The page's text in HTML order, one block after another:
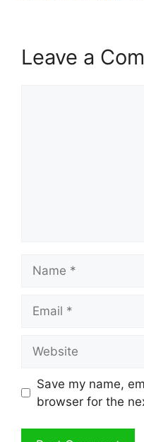
Leave a
Save my name,
browser for the